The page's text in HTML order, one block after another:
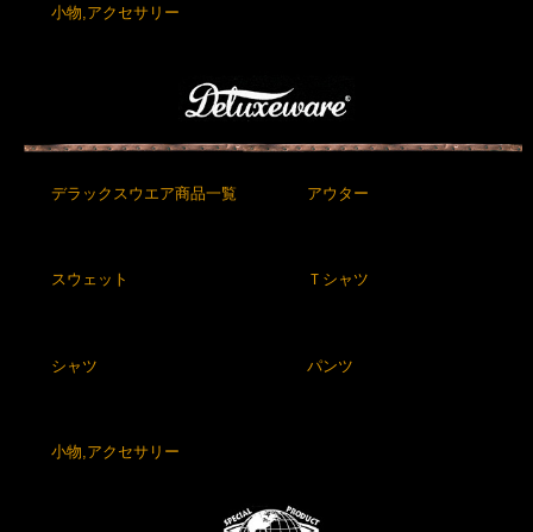
小物,アクセサリー
デラックスウエア商品一覧 アウター
スウェット Ｔシャツ
シャツ パンツ
小物,アクセサリー